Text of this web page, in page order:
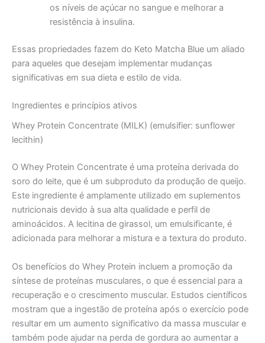
os níveis de açúcar no sangue e melhorar a
resistência à insulina.
Essas propriedades fazem do Keto Matcha Blue um aliado
para aqueles que desejam implementar mudanças
significativas em sua dieta e estilo de vida.
Ingredientes e princípios ativos
Whey Protein Concentrate (MILK) (emulsifier: sunflower
lecithin)
O Whey Protein Concentrate é uma proteína derivada do
soro do leite, que é um subproduto da produção de queijo.
Este ingrediente é amplamente utilizado em suplementos
nutricionais devido à sua alta qualidade e perfil de
aminoácidos. A lecitina de girassol, um emulsificante, é
adicionada para melhorar a mistura e a textura do produto.
Os benefícios do Whey Protein incluem a promoção da
síntese de proteínas musculares, o que é essencial para a
recuperação e o crescimento muscular. Estudos científicos
mostram que a ingestão de proteína após o exercício pode
resultar em um aumento significativo da massa muscular e
também pode ajudar na perda de gordura ao aumentar a